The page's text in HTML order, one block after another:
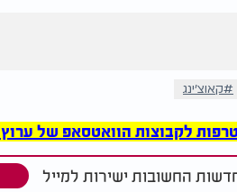
קאוצ'ינג
לקבוצות הוואטסאפ של ערוץ 2000 >>>
החשובות ישירות למייל